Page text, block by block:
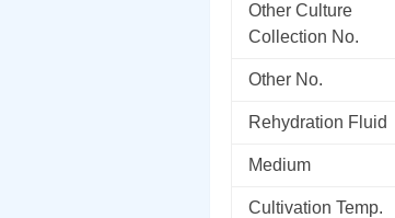
Other Culture
Collection No.
Other No.
Rehydration Fluid
Medium
Cultivation Temp.